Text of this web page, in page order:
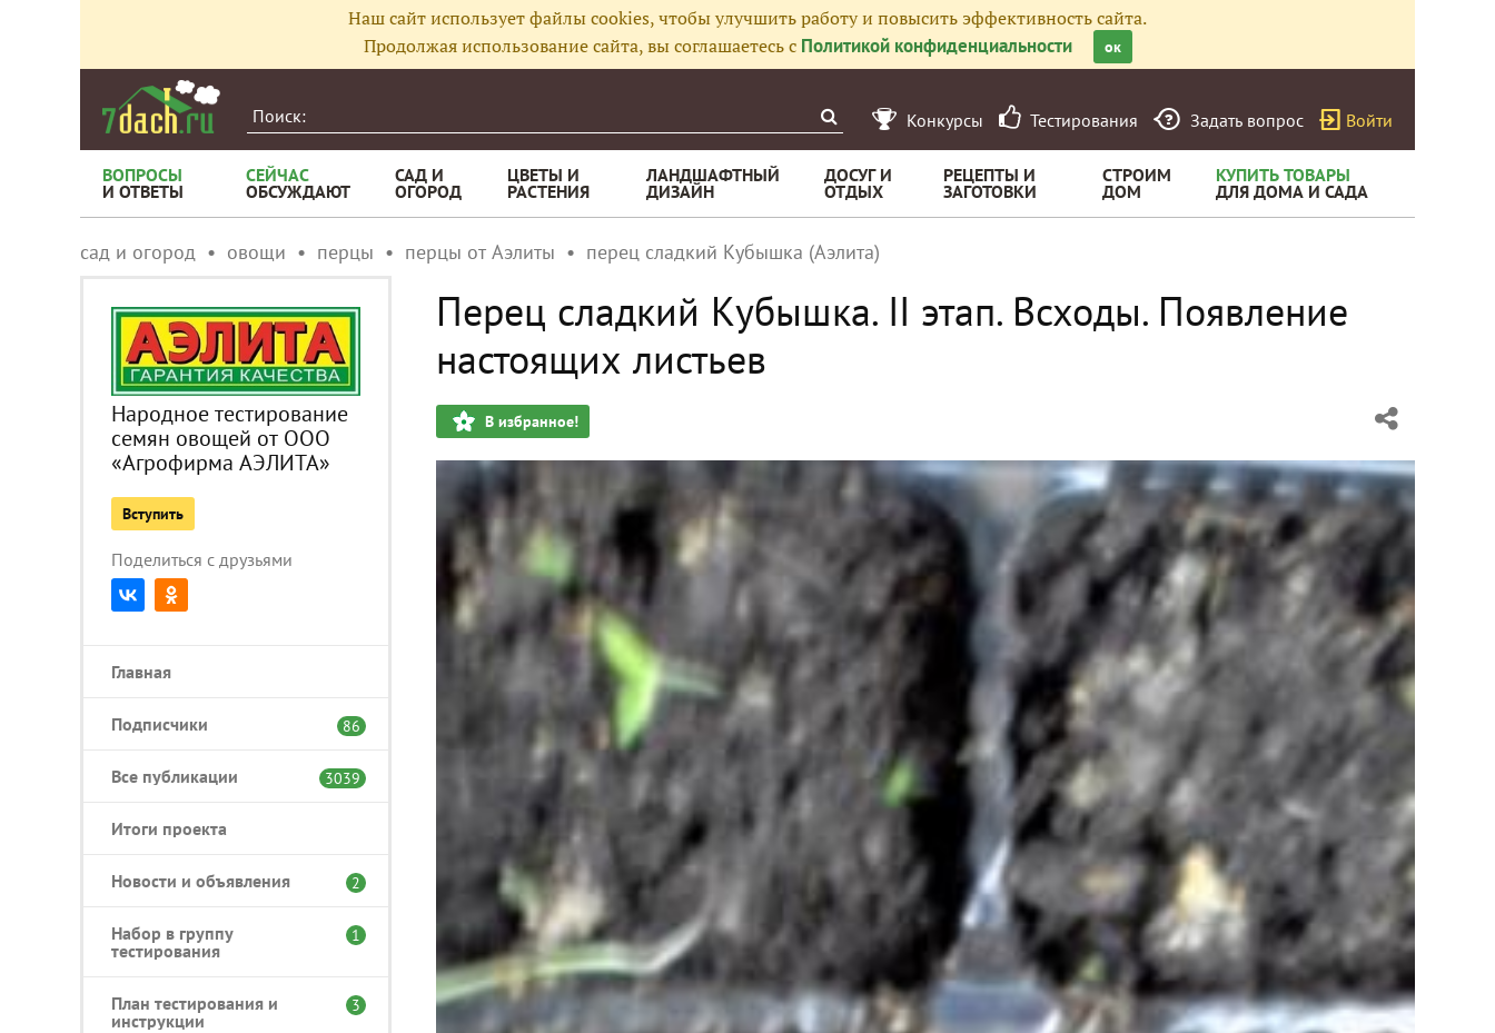
Наш сайт использует файлы cookies, чтобы улучшить работу и повысить эффективность сайта.
Продолжая использование сайта, вы соглашаетесь с Политикой конфиденциальности ок
Конкурсы Тестирования Задать вопрос Войти
ВОПРОСЫ
И ОТВЕТЫ
СЕЙЧАС
ОБСУЖДАЮТ
САД И
ОГОРОД
ЦВЕТЫ И
РАСТЕНИЯ
ЛАНДШАФТНЫЙ
ДИЗАЙН
ДОСУГ И
ОТДЫХ
РЕЦЕПТЫ И
ЗАГОТОВКИ
СТРОИМ
ДОМ
КУПИТЬ ТОВАРЫ
ДЛЯ ДОМА И САДА
сад и огород овощи перцы перцы от Аэлиты перец сладкий Кубышка (Аэлита)
Народное тестирование
семян овощей от ООО
«Агрофирма АЭЛИТА»
Вступить
Поделиться с друзьями
Главная
Подписчики 86
Все публикации 3039
Итоги проекта
Новости и объявления 2
Набор в группу
тестирования
1
План тестирования и
инструкции
3
Перец сладкий Кубышка. II этап. Всходы. Появление
настоящих листьев
В избранное!